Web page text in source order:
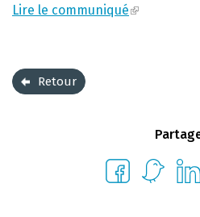
Lire le communiqué
Retour